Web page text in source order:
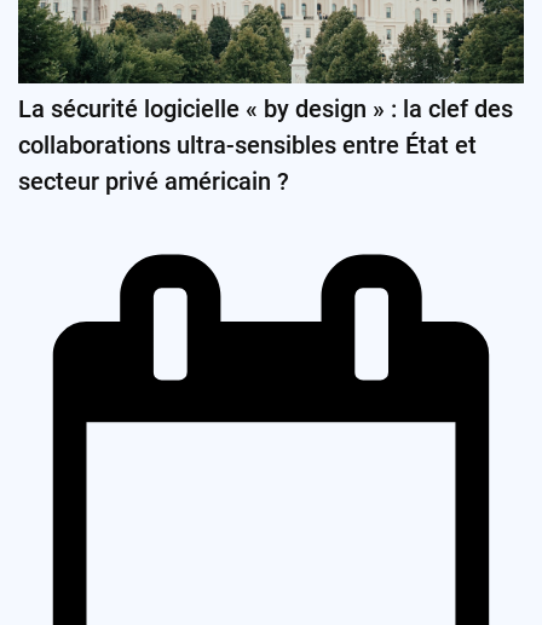
La sécurité logicielle « by design » : la clef des
collaborations ultra-sensibles entre État et
secteur privé américain ?